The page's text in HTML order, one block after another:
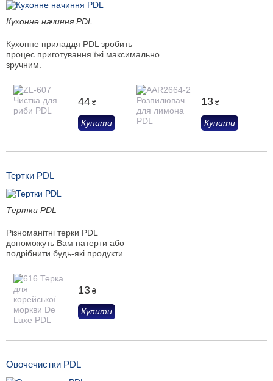
Кухонне начиння PDL
Кухонне приладдя PDL зробить
процес приготування їжі максимально
зручним.
44 ₴
Купити
13 ₴
Купити
Тертки PDL
Тертки PDL
Різноманітні терки PDL
допоможуть Вам натерти або
подрібнити будь-які продукти.
13 ₴
Купити
Овочечистки PDL